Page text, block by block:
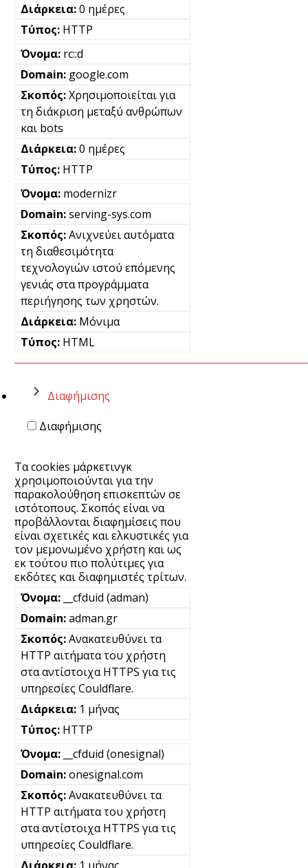
0 ημέρες
HTTP
rc::d
google.com
Χρησιμοποιείται για
τη διάκριση μεταξύ ανθρώπων
και bots
0 ημέρες
HTTP
modernizr
serving-sys.com
Ανιχνεύει αυτόματα
τη διαθεσιμότητα
τεχνολογιών ιστού επόμενης
γενιάς στα προγράμματα
περιήγησης των χρηστών.
Μόνιμα
HTML
Διαφήμισης
Διαφήμισης
Τα cookies μάρκετινγκ
χρησιμοποιούνται για την
παρακολούθηση επισκεπτών σε
ιστότοπους. Σκοπός είναι να
προβάλλονται διαφημίσεις που
είναι σχετικές και ελκυστικές για
τον μεμονωμένο χρήστη και ως
εκ τούτου πιο πολύτιμες για
εκδότες και διαφημιστές τρίτων.
__cfduid (adman)
adman.gr
Ανακατευθύνει τα
HTTP αιτήματα του χρήστη
στα αντίστοιχα HTTPS για τις
υπηρεσίες Couldflare.
1 μήνας
HTTP
__cfduid (onesignal)
onesignal.com
Ανακατευθύνει τα
HTTP αιτήματα του χρήστη
στα αντίστοιχα HTTPS για τις
υπηρεσίες Couldflare.